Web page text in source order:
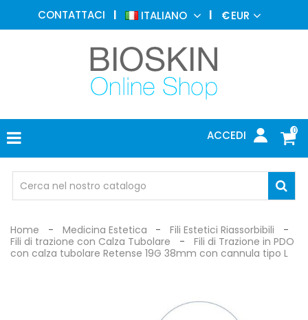
CONTATTACI ITALIANO €EUR
0
ACCEDI
MEDICINA
ESTETICA
DERMATOLOGIA
FOTOTERAPIA
ELETTROMEDICALI
MEDICO
OCCHIALI
DI
Home Medicina Estetica
Fili Estetici Riassorbibili
Fili di trazione con Calza Tubolare
Fili di Trazione in PDO
con calza tubolare Retense 19G 38mm con cannula tipo L